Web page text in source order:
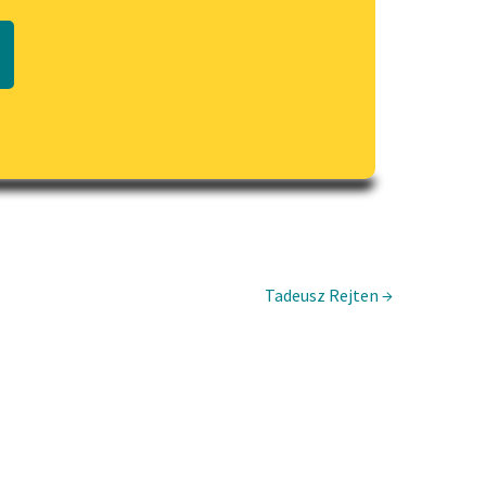
PDF
wrażliwych
Tadeusz Rejten →